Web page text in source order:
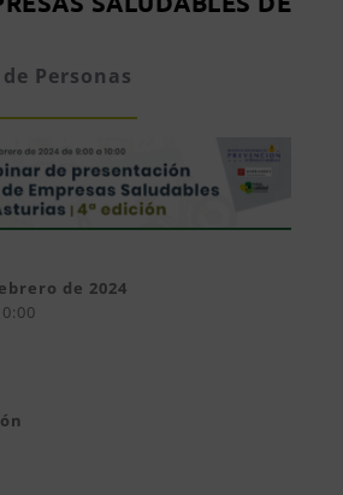
Personas
de 2024